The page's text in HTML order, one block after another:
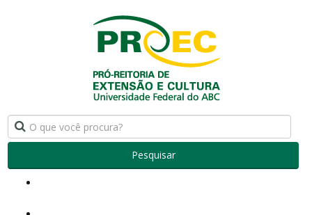
Pesquisar